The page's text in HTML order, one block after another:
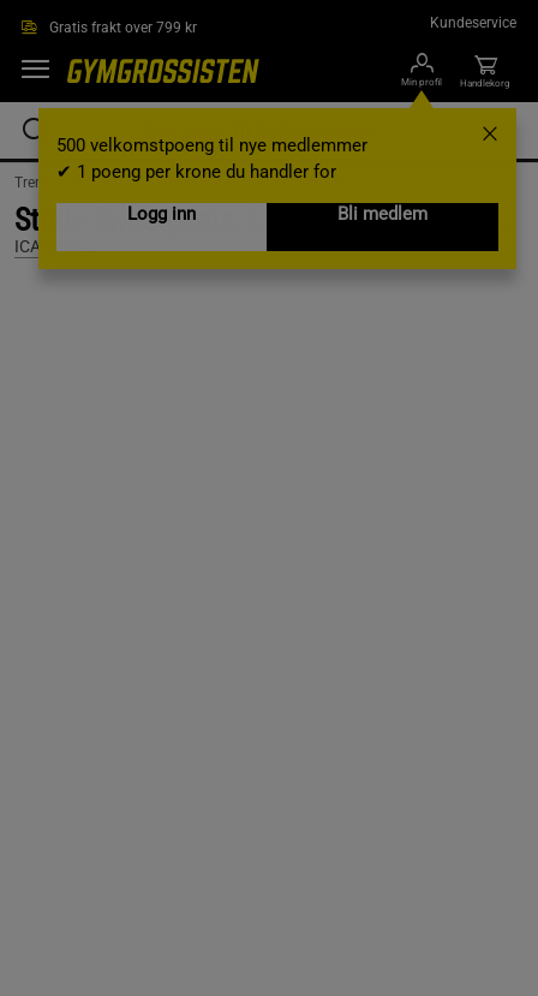
Gratis frakt over 799 kr Kundeservice
Min profil
500 velkomstpoeng til nye medlemmer
✔ 1 poeng per krone du handler for
Logg inn
Bli medlem
Handlekorg
Treningsklær / Treningsklær herre / Treningsbukser
Stride Sweatpants, Light Grey Melange, L
ICANIWILL